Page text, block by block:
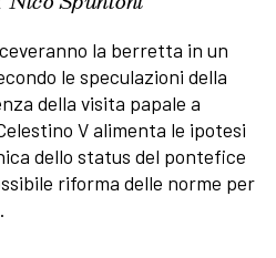
la berretta in un
le speculazioni della
della visita papale a
V alimenta le ipotesi
dello status del pontefice
riforma delle norme per